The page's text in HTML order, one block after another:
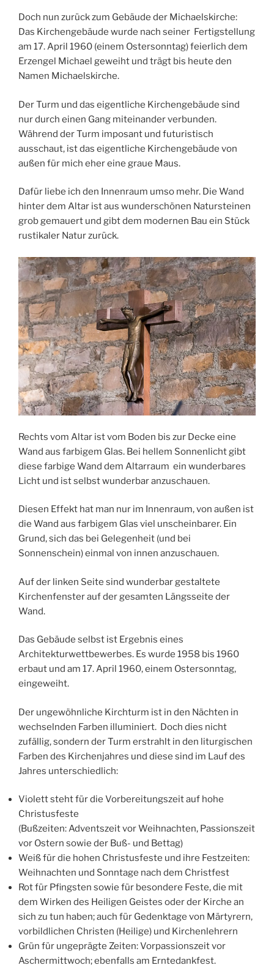
Doch nun zurück zum Gebäude der Michaelskirche:
Das Kirchengebäude wurde nach seiner Fertigstellung
am 17. April 1960 (einem Ostersonntag) feierlich dem
Erzengel Michael geweiht und trägt bis heute den
Namen Michaelskirche.
Der Turm und das eigentliche Kirchengebäude sind
nur durch einen Gang miteinander verbunden.
Während der Turm imposant und futuristisch
ausschaut, ist das eigentliche Kirchengebäude von
außen für mich eher eine graue Maus.
Dafür liebe ich den Innenraum umso mehr. Die Wand
hinter dem Altar ist aus wunderschönen Natursteinen
grob gemauert und gibt dem modernen Bau ein Stück
rustikaler Natur zurück.
Rechts vom Altar ist vom Boden bis zur Decke eine
Wand aus farbigem Glas. Bei hellem Sonnenlicht gibt
diese farbige Wand dem Altarraum ein wunderbares
Licht und ist selbst wunderbar anzuschauen.
Diesen Effekt hat man nur im Innenraum, von außen ist
die Wand aus farbigem Glas viel unscheinbarer. Ein
Grund, sich das bei Gelegenheit (und bei
Sonnenschein) einmal von innen anzuschauen.
Auf der linken Seite sind wunderbar gestaltete
Kirchenfenster auf der gesamten Längsseite der
Wand.
Das Gebäude selbst ist Ergebnis eines
Architekturwettbewerbes. Es wurde 1958 bis 1960
erbaut und am 17. April 1960, einem Ostersonntag,
eingeweiht.
Der ungewöhnliche Kirchturm ist in den Nächten in
wechselnden Farben illuminiert. Doch dies nicht
zufällig, sondern der Turm erstrahlt in den liturgischen
Farben des Kirchenjahres und diese sind im Lauf des
Jahres unterschiedlich:
Violett steht für die Vorbereitungszeit auf hohe
Christusfeste
(Bußzeiten: Adventszeit vor Weihnachten, Passionszeit
vor Ostern sowie der Buß- und Bettag)
Weiß für die hohen Christusfeste und ihre Festzeiten:
Weihnachten und Sonntage nach dem Christfest
Rot für Pfingsten sowie für besondere Feste, die mit
dem Wirken des Heiligen Geistes oder der Kirche an
sich zu tun haben; auch für Gedenktage von Märtyrern,
vorbildlichen Christen (Heilige) und Kirchenlehrern
Grün für ungeprägte Zeiten: Vorpassionszeit vor
Aschermittwoch; ebenfalls am Erntedankfest.